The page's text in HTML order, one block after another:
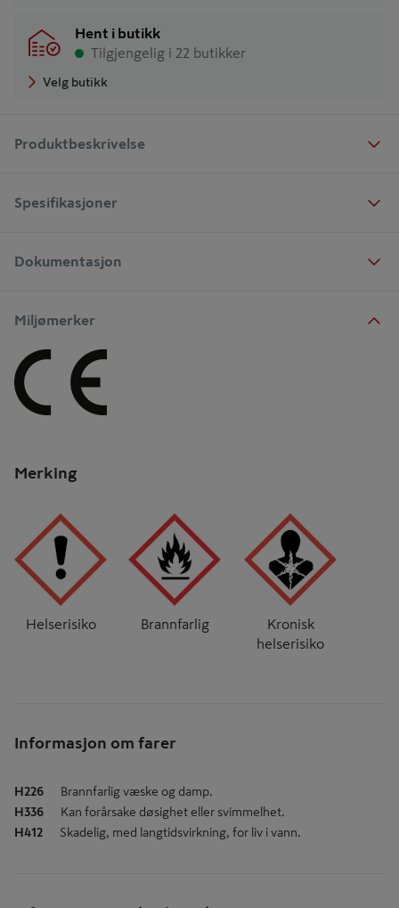
Hent i butikk
Tilgjengelig i 22 butikker
Velg butikk
Produktbeskrivelse
Spesifikasjoner
Dokumentasjon
Miljømerker
Merking
Helserisiko Brannfarlig
Kronisk
helserisiko
Informasjon om farer
H226
Brannfarlig væske og damp.
H336
Kan forårsake døsighet eller svimmelhet.
H412
Skadelig, med langtidsvirkning, for liv i vann.